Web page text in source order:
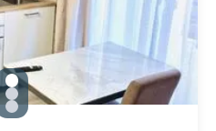
gallery.slide_selector
Zu Slide 1 wechseln
Zu Slide 2 wechseln
Zu Slide 3 wechseln